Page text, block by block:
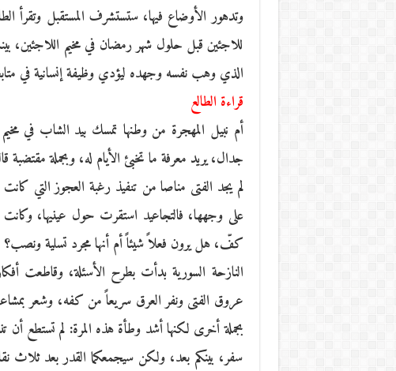
وتدهور الأوضاع فيها، ستستشرف المستقبل وتقرأ
للاجئين قبل حلول شهر رمضان في مخيم اللاجئين،
الذي وهب نفسه وجهده ليؤدي وظيفة إنسانية في
قراءة الطالع
أم نبيل المهجرة من وطنها تمسك بيد الشاب في
جدال، يريد معرفة ما تخبئ الأيام له، وبجملة
لم يجد الفتى مناصا من تنفيذ رغبة العجوز التي
على وجهها، فالتجاعيد استقرت حول عينيها،
كفّ، هل يرون فعلاً شيئاً أم أنها مجرد تسلية ونصب؟
النازحة السورية بدأت بطرح الأسئلة، وقاطعت
عروق الفتى ونفر العرق سريعاً من كفه، وشعر
بجملة أخرى لكنها أشد وطأة هذه المرة: لم تستطع
سفر، بينكم بعد، ولكن سيجمعكما القدر بعد ثلاث